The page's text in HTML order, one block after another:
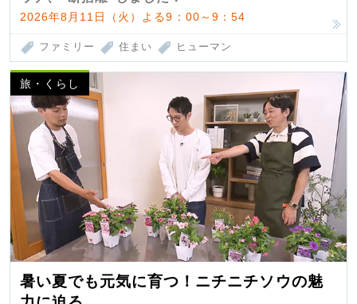
2026年8月11日（火）よる9：00～9：54
ファミリー 住まい ヒューマン
旅・くらし
暑い夏でも元気に育つ！ニチニチソウの魅